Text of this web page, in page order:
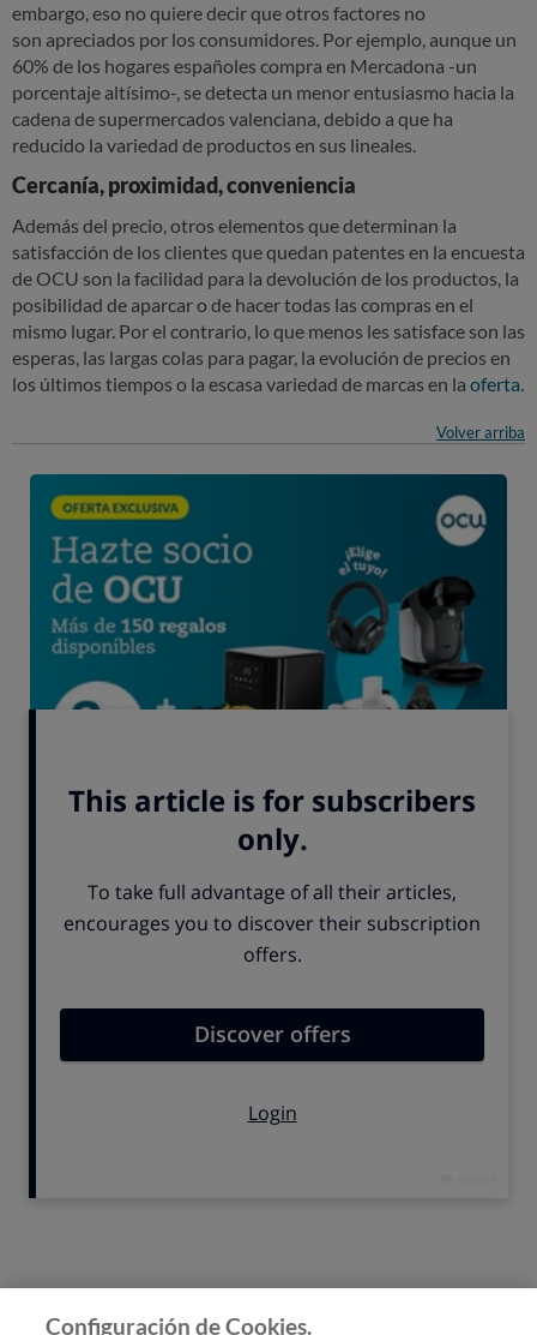
embargo, eso no quiere decir que otros factores no
son apreciados por los consumidores. Por ejemplo, aunque un
60% de los hogares españoles compra en Mercadona -un
porcentaje altísimo-, se detecta un menor entusiasmo hacia la
cadena de supermercados valenciana, debido a que ha
reducido la variedad de productos en sus lineales.
Cercanía, proximidad, conveniencia
Además del precio,otros elementos que determinan la
satisfacción de los clientes que quedan patentes en la encuesta
de OCU son la facilidad para la devolución de los productos, la
posibilidad de aparcar o de hacer todas las compras en el
mismo lugar. Por el contrario, lo que menos les satisface son las
esperas, las largas colas para pagar, la evolución de precios en
los últimos tiempos o la escasa variedad de marcas en la oferta.
Volver arriba
TE AYUDAMOS A ELEGIR LOS
SUPERMERCADOS MÁS BARATOS
SUPERMERCADOS con la mejor
compradores de OCU, descuentos y ventajas exclusivas
muy interesantes para ahorrar y convertirte en un
consumidor responsable.2€ 2meses + REGALO DE
Cómo elegir un buen supermercado
Configuración de Cookies.